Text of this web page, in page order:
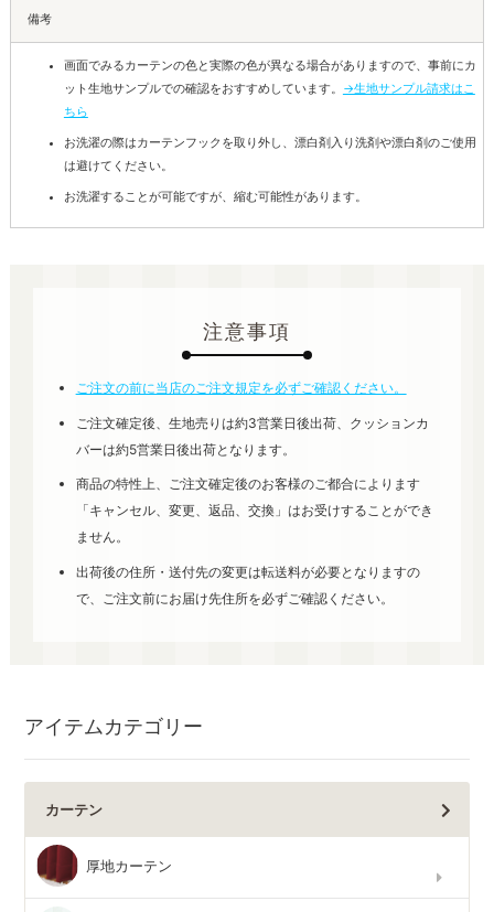
備考
画面でみるカーテンの色と実際の色が異なる場合がありますので、事前にカ
ット生地サンプルでの確認をおすすめしています。 →生地サンプル請求はこ
ちら
お洗濯の際はカーテンフックを取り外し、漂白剤入り洗剤や漂白剤のご使用
は避けてください。
お洗濯することが可能ですが、縮む可能性があります。
注意事項
ご注文の前に当店のご注文規定を必ずご確認ください。
ご注文確定後、生地売りは約3営業日後出荷、クッションカ
バーは約5営業日後出荷となります。
商品の特性上、ご注文確定後のお客様のご都合によります
「キャンセル、変更、返品、交換」はお受けすることができ
ません。
出荷後の住所・送付先の変更は転送料が必要となりますの
で、ご注文前にお届け先住所を必ずご確認ください。
アイテムカテゴリー
カーテン
厚地カーテン